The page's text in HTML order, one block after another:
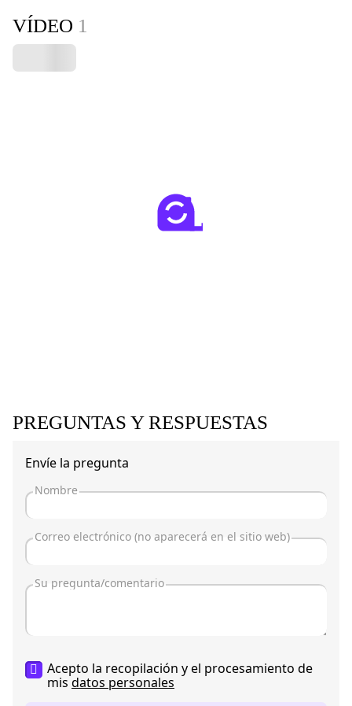
VÍDEO 1
PREGUNTAS Y RESPUESTAS
Envíe la pregunta
Acepto la recopilación y el procesamiento de
mis datos personales